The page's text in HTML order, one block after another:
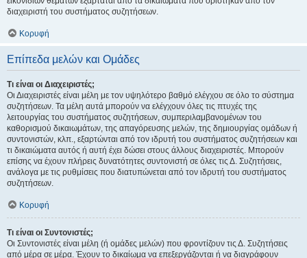
διαχειριστή του συστήματος συζητήσεων.
Κορυφή
Επίπεδα μελών και Ομάδες
Τι είναι οι Διαχειριστές;
Οι Διαχειριστές είναι μέλη με τον υψηλότερο βαθμό ελέγχου σε όλο το σύστημα
συζητήσεων. Τα μέλη αυτά μπορούν να ελέγχουν όλες τις πτυχές της
λειτουργίας του συστήματος συζητήσεων, συμπεριλαμβανομένων του
καθορισμού δικαιωμάτων, της απαγόρευσης μελών, της δημιουργίας ομάδων ή
συντονιστών, κλπ., εξαρτώνται από τον ιδρυτή του συστήματος συζητήσεων και
τι δικαιώματα αυτός ή αυτή έχει δώσει στους άλλους διαχειριστές. Μπορούν
επίσης να έχουν πλήρεις δυνατότητες συντονιστή σε όλες τις Δ. Συζητήσεις,
ανάλογα με τις ρυθμίσεις που διατυπώνεται από τον ιδρυτή του συστήματος
συζητήσεων.
Κορυφή
Τι είναι οι Συντονιστές;
Οι Συντονιστές είναι μέλη (ή ομάδες μελών) που φροντίζουν τις Δ. Συζητήσεις
από μέρα σε μέρα. Έχουν το δικαίωμα να επεξεργάζονται ή να διαγράφουν